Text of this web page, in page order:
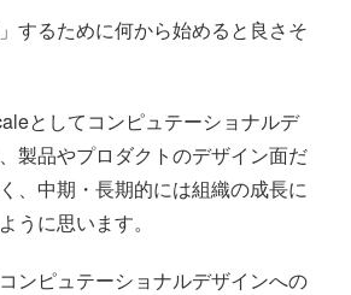
するために何から始めると良さそ
としてコンピュテーショナルデ
製品やプロダクトのデザイン面だ
、中期・長期的には組織の成長に
うに思います。
ンピュテーショナルデザインへの